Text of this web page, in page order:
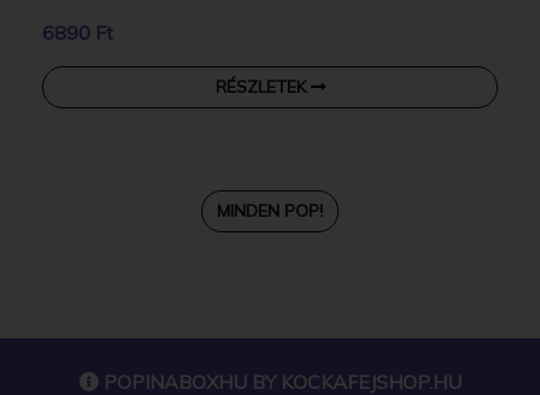
6890 Ft
RÉSZLETEK
MINDEN POP!
POPINABOXHU BY KOCKAFEJSHOP.HU